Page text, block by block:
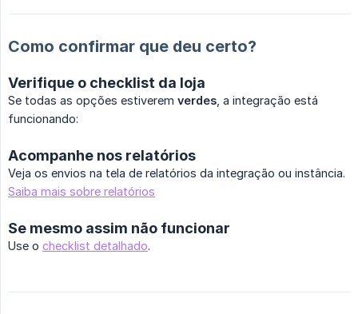
Como confirmar que deu certo?
Verifique o checklist da loja
Se todas as opções estiverem verdes , a integração está
funcionando:
Acompanhe nos relatórios
Veja os envios na tela de relatórios da integração ou instância.
Saiba mais sobre relatórios
Se mesmo assim não funcionar
Use o checklist detalhado.